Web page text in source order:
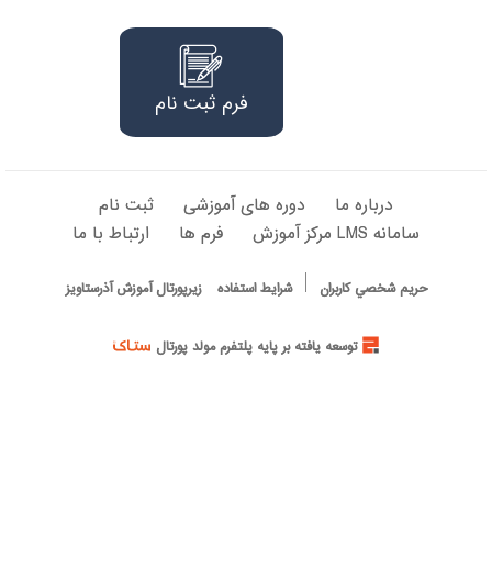
فرم ثبت نام
درباره ما دوره های آموزشی
ثبت نام
سامانه LMS مرکز آموزش
فرم ها ارتباط با ما
حريم شخصي كاربران شرایط استفاده زیرپورتال آموزش آذرستاویز
توسعه یافته بر پایه پلتفرم مولد پورتال